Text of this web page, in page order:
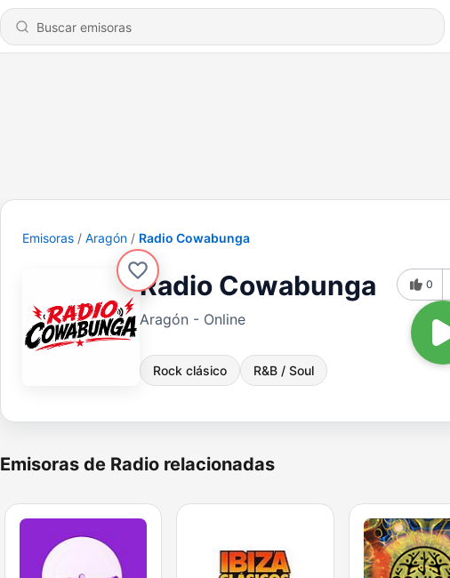
Emisoras Aragón Radio Cowabunga
Radio Cowabunga
Aragón - Online
Rock clásico R&B / Soul
0
Emisoras de Radio relacionadas